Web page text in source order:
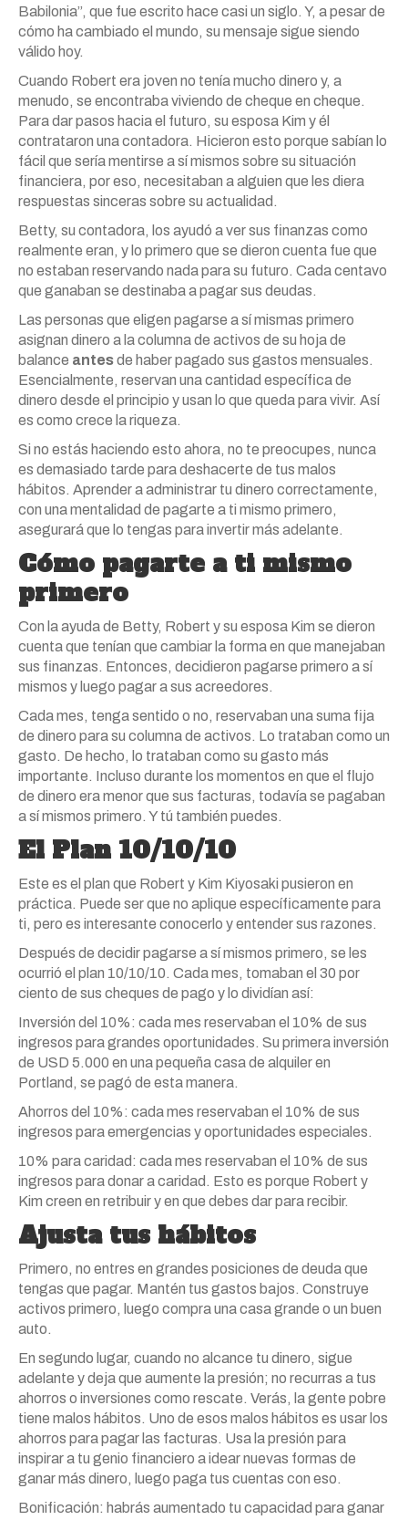
Babilonia”, que fue escrito hace casi un siglo. Y, a pesar de
cómo ha cambiado el mundo, su mensaje sigue siendo
válido hoy.
Cuando Robert era joven no tenía mucho dinero y, a
menudo, se encontraba viviendo de cheque en cheque.
Para dar pasos hacia el futuro, su esposa Kim y él
contrataron una contadora. Hicieron esto porque sabían lo
fácil que sería mentirse a sí mismos sobre su situación
financiera, por eso, necesitaban a alguien que les diera
respuestas sinceras sobre su actualidad.
Betty, su contadora, los ayudó a ver sus finanzas como
realmente eran, y lo primero que se dieron cuenta fue que
no estaban reservando nada para su futuro. Cada centavo
que ganaban se destinaba a pagar sus deudas.
Las personas que eligen pagarse a sí mismas primero
asignan dinero a la columna de activos de su hoja de
balance antesde haber pagado sus gastos mensuales.
Esencialmente, reservan una cantidad específica de
dinero desde el principio y usan lo que queda para vivir. Así
es como crece la riqueza.
Si no estás haciendo esto ahora, no te preocupes, nunca
es demasiado tarde para deshacerte de tus malos
hábitos. Aprender a administrar tu dinero correctamente,
con una mentalidad de pagarte a ti mismo primero,
asegurará que lo tengas para invertir más adelante.
Cómo pagarte a ti mismo
primero
Con la ayuda de Betty, Robert y su esposa Kim se dieron
cuenta que tenían que cambiar la forma en que manejaban
sus finanzas. Entonces, decidieron pagarse primero a sí
mismos y luego pagar a sus acreedores.
Cada mes, tenga sentido o no, reservaban una suma fija
de dinero para su columna de activos. Lo trataban como un
gasto. De hecho, lo trataban como su gasto más
importante. Incluso durante los momentos en que el flujo
de dinero era menor que sus facturas, todavía se pagaban
a sí mismos primero. Y tú también puedes.
El Plan 10/10/10
Este es el plan que Robert y Kim Kiyosaki pusieron en
práctica. Puede ser que no aplique específicamente para
ti, pero es interesante conocerlo y entender sus razones.
Después de decidir pagarse a sí mismos primero, se les
ocurrió el plan 10/10/10. Cada mes, tomaban el 30 por
ciento de sus cheques de pago y lo dividían así:
Inversión del 10%: cada mes reservaban el 10% de sus
ingresos para grandes oportunidades. Su primera inversión
de USD 5.000 en una pequeña casa de alquiler en
Portland, se pagó de esta manera.
Ahorros del 10%: cada mes reservaban el 10% de sus
ingresos para emergencias y oportunidades especiales.
10% para caridad: cada mes reservaban el 10% de sus
ingresos para donar a caridad. Esto es porque Robert y
Kim creen en retribuir y en que debes dar para recibir.
Ajusta tus hábitos
Primero, no entres en grandes posiciones de deuda que
tengas que pagar. Mantén tus gastos bajos. Construye
activos primero, luego compra una casa grande o un buen
auto.
En segundo lugar, cuando no alcance tu dinero, sigue
adelante y deja que aumente la presión; no recurras a tus
ahorros o inversiones como rescate. Verás, la gente pobre
tiene malos hábitos. Uno de esos malos hábitos es usar los
ahorros para pagar las facturas. Usa la presión para
inspirar a tu genio financiero a idear nuevas formas de
ganar más dinero, luego paga tus cuentas con eso.
Bonificación: habrás aumentado tu capacidad para ganar